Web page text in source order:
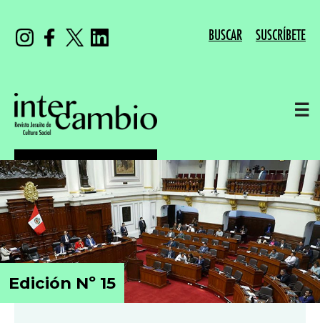
BUSCAR SUSCRÍBETE
☰
Edición Nº 15